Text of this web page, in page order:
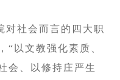
对社会而言的四大职
“以文教强化素质、
会、以修持庄严生